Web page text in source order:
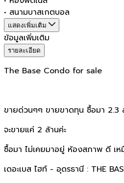
• สนามบาสเกตบอล
แสดงเพิ่มเติม
ข้อมูลเพิ่มเติม
รายละเอียด
The Base Condo for sale
ขายด่วนๆๆ ขายขาดทุน ซื้อมา 2.3
จะขายแค่ 2 ล้านค่ะ
ซื้อมา ไม่เคยมาอยู่ ห้องสภาพ ดี เห
เดอะเบส ไฮท์ - อุดรธานี : THE